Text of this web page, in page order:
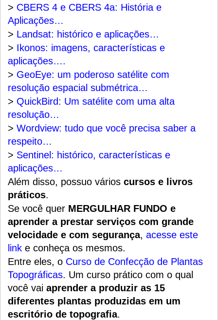
> CBERS 4 e CBERS 4a: História e
Aplicações…
> Landsat: histórico e aplicações…
> Ikonos: imagens, características e
aplicações….
> GeoEye: um poderoso satélite com
resolução espacial submétrica…
> QuickBird: Um satélite com uma alta
resolução…
> Wordview: tudo que você precisa saber a
respeito…
> Sentinel: histórico, características e
aplicações…
Além disso, possuo vários cursos e livros
práticos.
Se você quer MERGULHAR FUNDO e
aprender a prestar serviços com grande
velocidade e com segurança, acesse este
link e conheça os mesmos.
Entre eles, o Curso de Confecção de Plantas
Topográficas. Um curso prático com o qual
você vai aprender a produzir as 15
diferentes plantas produzidas em um
escritório de topografia.